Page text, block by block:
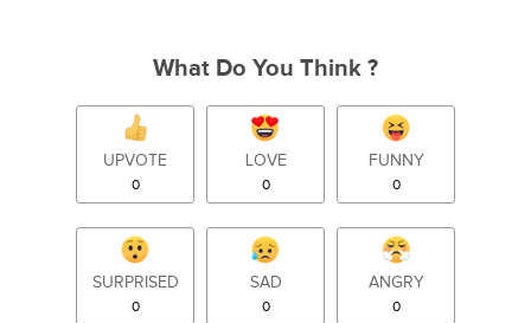
What Do You Think ?
UPVOTE
0
LOVE
0
FUNNY
0
SURPRISED
0
SAD
0
ANGRY
0